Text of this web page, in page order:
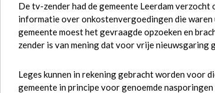
De tv-zender had de gemeente Leerdam
informatie over onkostenvergoedingen die waren
gemeente moest het gevraagde opzoeken en
zender is van mening dat voor vrije nieuwsgaring
Leges kunnen in rekening gebracht worden voor
gemeente in principe voor genoemde